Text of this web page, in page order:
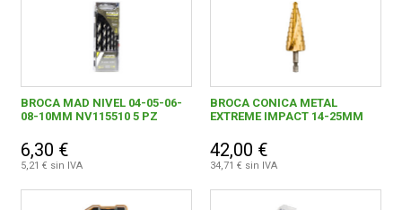
BROCA MAD NIVEL 04-05-06-
08-10MM NV115510 5 PZ
6,30 €
5,21 € sin IVA
BROCA CONICA METAL
EXTREME IMPACT 14-25MM
42,00 €
34,71 € sin IVA